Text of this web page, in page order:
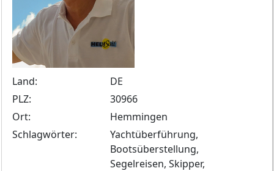
Land:
DE
PLZ:
30966
Ort:
Hemmingen
Schlagwörter:
Yachtüberführung,
Bootsüberstellung,
Segelreisen, Skipper,